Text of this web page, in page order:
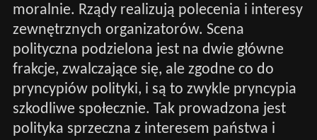
moralnie. Rządy realizują polecenia i interesy
zewnętrznych organizatorów. Scena
polityczna podzielona jest na dwie główne
frakcje, zwalczające się, ale zgodne co do
pryncypiów polityki, i są to zwykle pryncypia
szkodliwe społecznie. Tak prowadzona jest
polityka sprzeczna z interesem państwa i